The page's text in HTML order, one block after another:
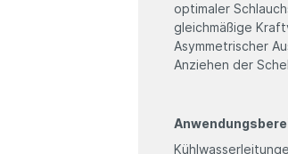
optimaler
gleichmäßige
Asymmetrischer
Anziehen der